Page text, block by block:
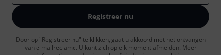
Registreer nu
Door op "Registreer nu" te klikken, gaat u akkoord met het ontvangen
van e-mailreclame. U kunt zich op elk moment afmelden. Meer